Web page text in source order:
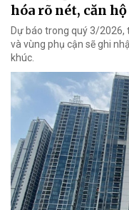
hóa rõ nét, căn
Dự báo trong quý 3/2026,
và vùng phụ cận sẽ ghi
khúc.